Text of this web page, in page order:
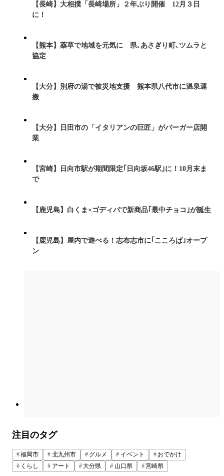
【長崎】大相撲「長崎場所」２年ぶり開催 12月３日
に！
【熊本】薬草で地域を元気に 県､あさぎり町､ツムラと
協定
【大分】別府の湯で被災地支援 熊本県八代市に温泉運
搬
【大分】日田市の「イタリアンの巨匠」がバーガー店開
業
【宮崎】日向市駅が期間限定｢日向坂46駅｣に！10月末ま
で
【鹿児島】白くま×ゴディバで新商品｢最中チョコ｣が誕生
【鹿児島】屋内で遊べる！志布志市に｢こころば｣オープ
ン
注目のタグ
福岡市 北九州市 グルメ イベント
おでかけ
くらし
アート 大分県 山口県 宮崎県